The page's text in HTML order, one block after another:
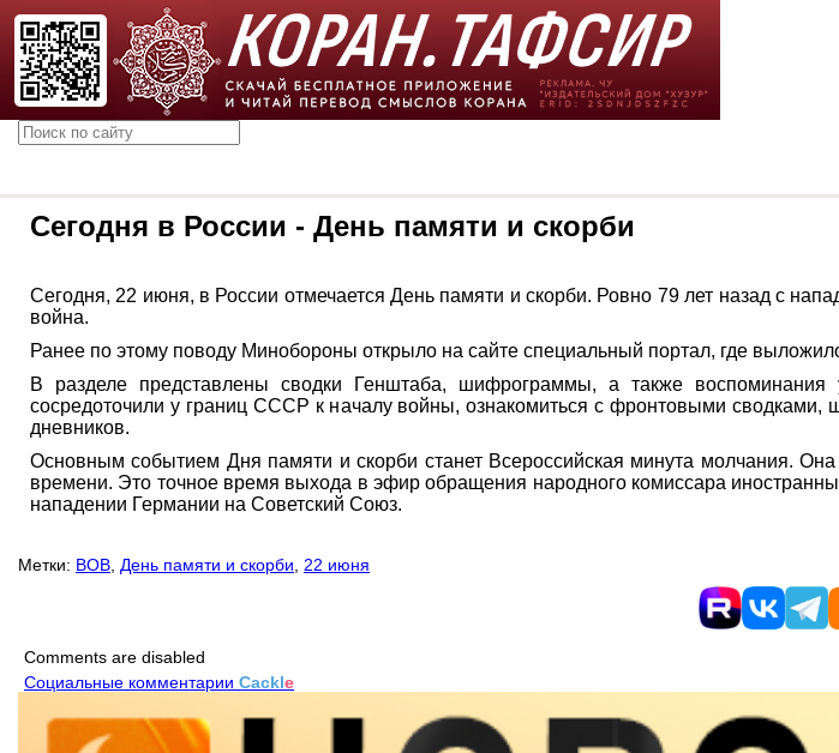
Сегодня в России - День памяти и скорби
Сегодня, 22 июня, в России отмечается День памяти и скорби. Ровно 79 лет назад с
война.
Ранее по этому поводу Минобороны открыло на сайте специальный портал, где
В разделе представлены сводки Генштаба, шифрограммы, а также воспоминания
сосредоточили у границ СССР к началу войны, ознакомиться с фронтовыми
дневников.
Основным событием Дня памяти и скорби станет Всероссийская минута молчания.
времени. Это точное время выхода в эфир обращения народного комиссара
нападении Германии на Советский Союз.
Метки: ВОВ День памяти и скорби 22 июня
Comments are disabled
Социальные комментарии Cackle